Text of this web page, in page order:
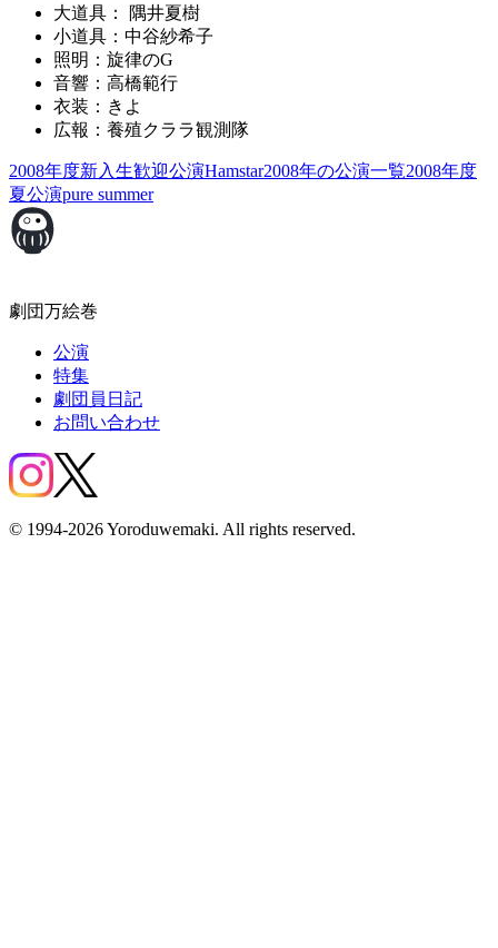
大道具： 隅井夏樹
小道具：中谷紗希子
照明：旋律のG
音響：高橋範行
衣装：きよ
広報：養殖クララ観測隊
2008年度新入生歓迎公演Hamstar2008年の公演一覧2008年度
夏公演pure summer
劇団万絵巻
公演
特集
劇団員日記
お問い合わせ
© 1994-2026 Yoroduwemaki. All rights reserved.